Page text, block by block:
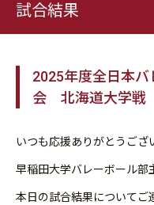
試合結果
2025年度全日本
会 北海道大学
いつも応援ありがとうござ
早稲田大学バレーボール部
本日の試合結果についてご